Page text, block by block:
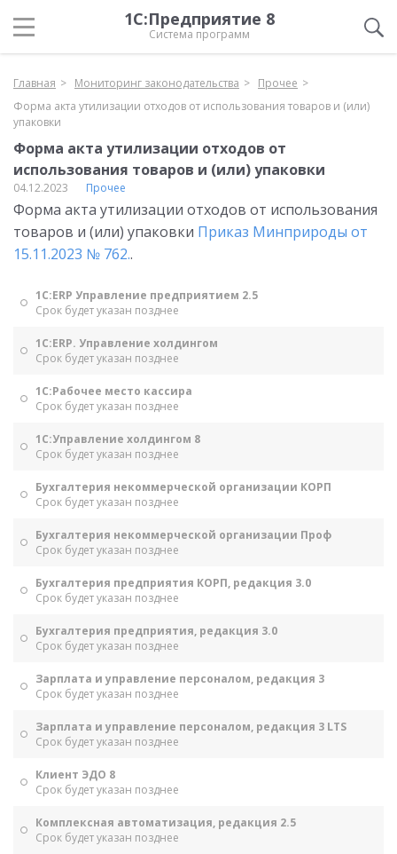
1С:Предприятие 8
Система программ
Главная Мониторинг законодательства
Прочее
Форма акта утилизации отходов от использования товаров и (или)
упаковки
Форма акта утилизации отходов от
использования товаров и (или) упаковки
04.12.2023 Прочее
Форма акта утилизации отходов от использования
товаров и (или) упаковки Приказ Минприроды от
15.11.2023 № 762..
1С:ERP Управление предприятием 2.5
Срок будет указан позднее
1С:ERP. Управление холдингом
Срок будет указан позднее
1С:Рабочее место кассира
Срок будет указан позднее
1С:Управление холдингом 8
Срок будет указан позднее
Бухгалтерия некоммерческой организации КОРП
Срок будет указан позднее
Бухгалтерия некоммерческой организации Проф
Срок будет указан позднее
Бухгалтерия предприятия КОРП, редакция 3.0
Срок будет указан позднее
Бухгалтерия предприятия, редакция 3.0
Срок будет указан позднее
Зарплата и управление персоналом, редакция 3
Срок будет указан позднее
Зарплата и управление персоналом, редакция 3 LTS
Срок будет указан позднее
Клиент ЭДО 8
Срок будет указан позднее
Комплексная автоматизация, редакция 2.5
Срок будет указан позднее